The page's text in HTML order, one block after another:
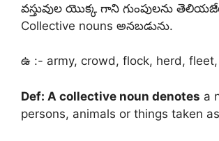
వస్తువుల యొక్క గాని గుంపులను
Collective nouns అనబడును.
ఉ :- army, crowd, flock, herd,
Def: A collective noun denotes a
persons, animals or things taken